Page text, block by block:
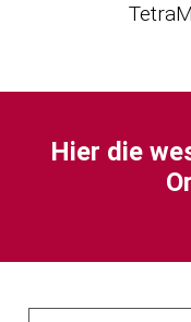
Hier die